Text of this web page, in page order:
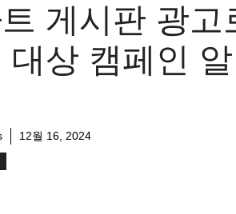
게시판 광고
대상 캠페인
12월 16, 2024